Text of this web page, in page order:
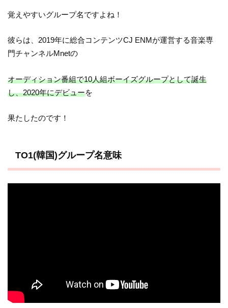
覚えやすいグループ名ですよね！
彼らは、2019年に総合コンテンツCJ ENMが運営する音楽専
門チャンネルMnetの
オーディション番組で10人組ボーイズグループとして誕生
し、2020年にデビューを
果たしたのです！
TO1(韓国)グループ名意味